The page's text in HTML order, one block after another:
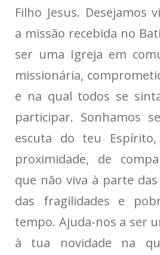
Filho Jesus. Desejamos
a missão recebida no
ser uma Igreja em
missionária,
e na qual todos se
participar. Sonhamos
escuta do teu
proximidade, de
que não viva à parte
das fragilidades e
tempo. Ajuda-nos a ser
à tua novidade na